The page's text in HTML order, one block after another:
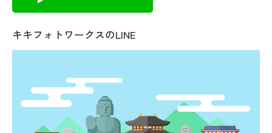
キキフォトワークスのLINE